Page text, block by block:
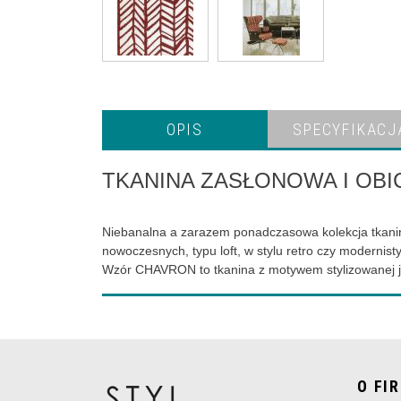
OPIS
TKANINA ZASŁONOWA I
Niebanalna a zarazem ponadczasowa kolekcja
nowoczesnych, typu loft, w stylu retro czy
Wzór CHAVRON to tkanina z motywem stylizowanej
O